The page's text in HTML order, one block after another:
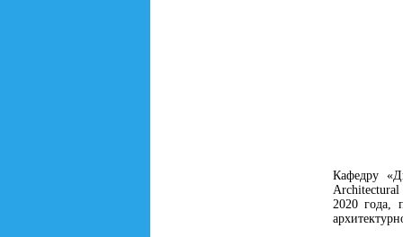
Кафедру
Architectural
2020 года,